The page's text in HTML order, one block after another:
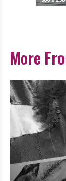
More